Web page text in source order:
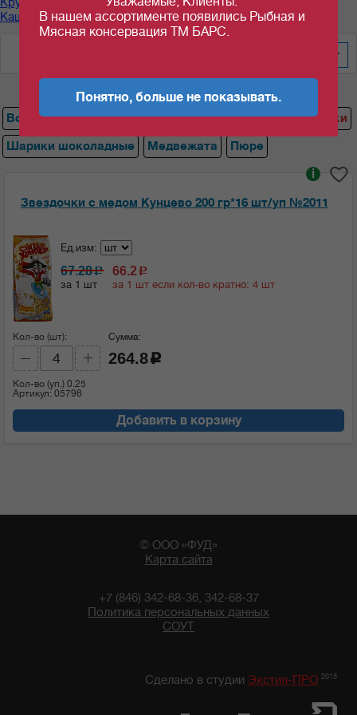
Каши, кисель,хлопья "Кунцево " / Звездочки
Все Овсяные хлопья Хлопья кукурузные
Звездочки
Шарики шоколадные
Медвежата Пюре
Звездочки с медом Кунцево 200 гр*16 шт/уп №2011
i
Ед.изм:
67.28c
за 1 шт
66.2 c
за 1 шт если кол-во кратно: 4 шт
Кол-во (шт):
Кол-во (уп.) 0.25
Артикул: 05796
Сумма:
264.8 c
Добавить в корзину
© ООО «ФУД»
Карта сайта
+7 (846) 342-68-36, 342-68-37
Политика персональных данных
СОУТ
Сделано в студии Экстил-ПРО 2015
В нашем ассортименте появились Рыбная и
Мясная консервация ТМ БАРС.
Понятно, больше не показывать.